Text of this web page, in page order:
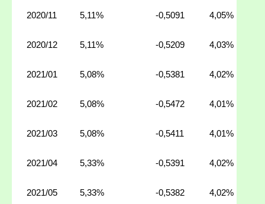
2020/11 5,11% -0,5091 4,05%
2020/12 5,11% -0,5209 4,03%
2021/01 5,08% -0,5381 4,02%
2021/02 5,08% -0,5472 4,01%
2021/03 5,08% -0,5411 4,01%
2021/04 5,33% -0,5391 4,02%
2021/05 5,33% -0,5382 4,02%